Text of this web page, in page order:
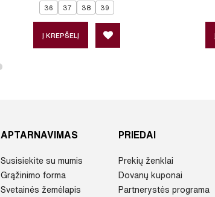
36 37 38 39
Į KREPŠELĮ
APTARNAVIMAS
Susisiekite su mumis
Grąžinimo forma
Svetainės žemėlapis
PRIEDAI
Prekių ženklai
Dovanų kuponai
Partnerystės programa